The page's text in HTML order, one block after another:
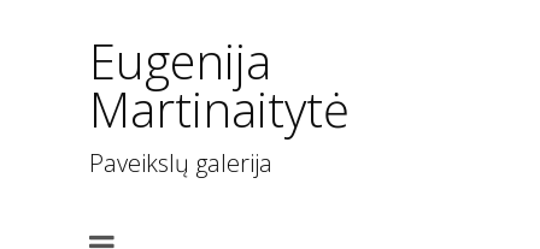
Eugenija
Martinaitytė
Paveikslų galerija